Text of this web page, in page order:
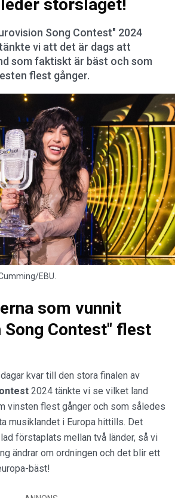
storslaget!
Song Contest" 2024
vi att det är dags att
som faktiskt är bäst och som
flest gånger.
EBU.
som vunnit
Song Contest" flest
kvar till den stora finalen av
2024 tänkte vi se vilket land
vinsten flest gånger och som således
musiklandet i Europa hittills. Det
förstaplats mellan två länder, så vi
ändrar om ordningen och det blir ett
bäst!